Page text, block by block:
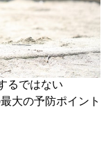
るではない
大の予防ポイント